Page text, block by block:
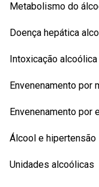
Metabolismo do
Doença hepática
Intoxicação alcoólica
Envenenamento por
Envenenamento por
Álcool e hipertensão
Unidades alcoólicas